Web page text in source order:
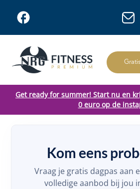
Get ready for summer! Start nu en
0 euro op de
Kom eens
Vraag je gratis dagpas aan
volledige aanbod bij jou